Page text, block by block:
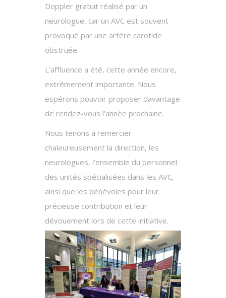
Doppler gratuit réalisé par un
neurologue, car un AVC est souvent
provoqué par une artère carotide
obstruée.
L’affluence a été, cette année encore,
extrêmement importante. Nous
espérons pouvoir proposer davantage
de rendez-vous l’année prochaine.
Nous tenons à remercier
chaleureusement la direction, les
neurologues, l’ensemble du personnel
des unités spécialisées dans les AVC,
ainsi que les bénévoles pour leur
précieuse contribution et leur
dévouement lors de cette initiative.